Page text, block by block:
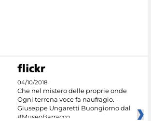
04/10/2018
Che nel mistero delle proprie onde
Ogni terrena voce fa naufragio. -
Giuseppe Ungaretti Buongiorno dal
#MuseoBarracco